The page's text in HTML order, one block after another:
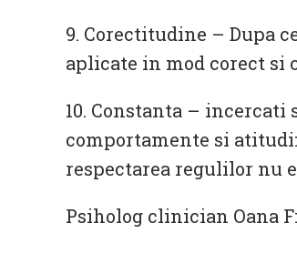
9. Corectitudine – Dupa
aplicate in mod corect si
10. Constanta –
comportamente si
respectarea regulilor nu
Psiholog clinician Oana